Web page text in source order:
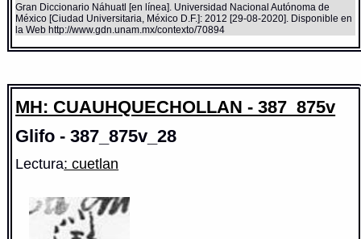
Gran Diccionario Náhuatl [en línea]. Universidad Nacional Autónoma de
México [Ciudad Universitaria, México D.F.]: 2012 [29-08-2020]. Disponible en
la Web http://www.gdn.unam.mx/contexto/70894
MH: CUAUHQUECHOLLAN - 387_875v
Glifo - 387_875v_28
Lectura: cuetlan